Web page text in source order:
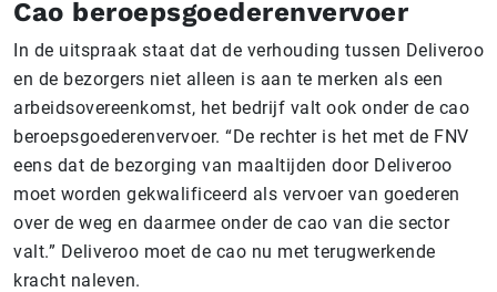
Cao beroepsgoederenvervoer
In de uitspraak staat dat de verhouding tussen Deliveroo
en de bezorgers niet alleen is aan te merken als een
arbeidsovereenkomst, het bedrijf valt ook onder de cao
beroepsgoederenvervoer. “De rechter is het met de FNV
eens dat de bezorging van maaltijden door Deliveroo
moet worden gekwalificeerd als vervoer van goederen
over de weg en daarmee onder de cao van die sector
valt.” Deliveroo moet de cao nu met terugwerkende
kracht naleven.